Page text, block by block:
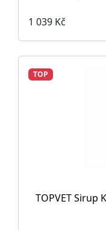
1 039 Kč
TOP
TOPVET Sirup